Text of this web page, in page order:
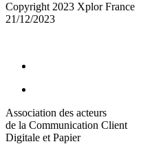
Copyright 2023 Xplor France
21/12/2023
Association des acteurs
de la Communication Client
Digitale et Papier